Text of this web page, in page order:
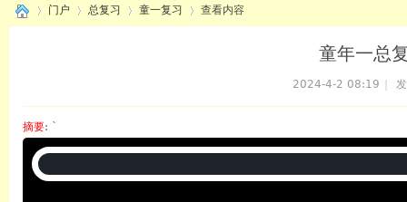
陈雷
门户 总复习 童一复习 查看内容
童年一总
2024-4-2 08:19
摘要: `